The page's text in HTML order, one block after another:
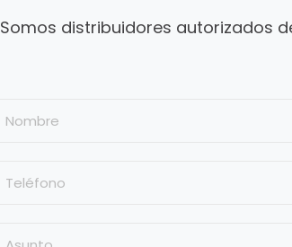
Somos distribuidores autorizados